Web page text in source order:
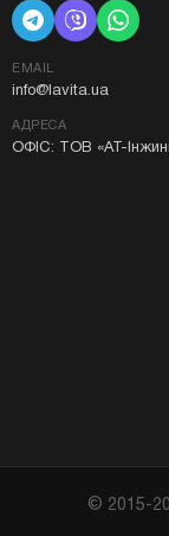
EMAIL
info@lavita.ua
АДРЕСА
ОФІС: ТОВ «АТ-
© 2015-
браузері.